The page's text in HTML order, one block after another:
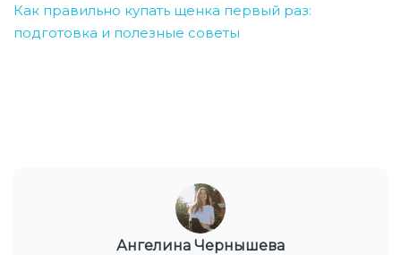
Как правильно купать щенка первый раз:
подготовка и полезные советы
Ангелина Чернышева